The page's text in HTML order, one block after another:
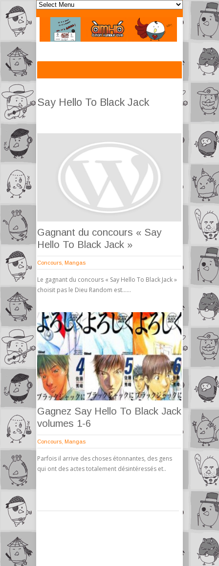
Say Hello To Black Jack
Gagnant du concours « Say
Hello To Black Jack »
Concours Mangas
Le gagnant du concours « Say Hello To Black Jack »
choisit pas le Dieu Random est……
Gagnez Say Hello To Black Jack
volumes 1-6
Concours Mangas
Parfois il arrive des choses étonnantes, des gens
qui ont des actes totalement désintéressés et..